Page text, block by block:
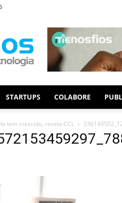
STARTUPS COLABORE
tem crescido, revela CCL